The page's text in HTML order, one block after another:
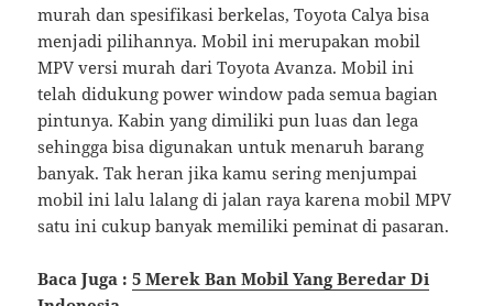
murah dan spesifikasi berkelas, Toyota Calya bisa
menjadi pilihannya. Mobil ini merupakan mobil
MPV versi murah dari Toyota Avanza. Mobil ini
telah didukung power window pada semua bagian
pintunya. Kabin yang dimiliki pun luas dan lega
sehingga bisa digunakan untuk menaruh barang
banyak. Tak heran jika kamu sering menjumpai
mobil ini lalu lalang di jalan raya karena mobil MPV
satu ini cukup banyak memiliki peminat di pasaran.
Baca Juga :5 Merek Ban Mobil Yang Beredar Di